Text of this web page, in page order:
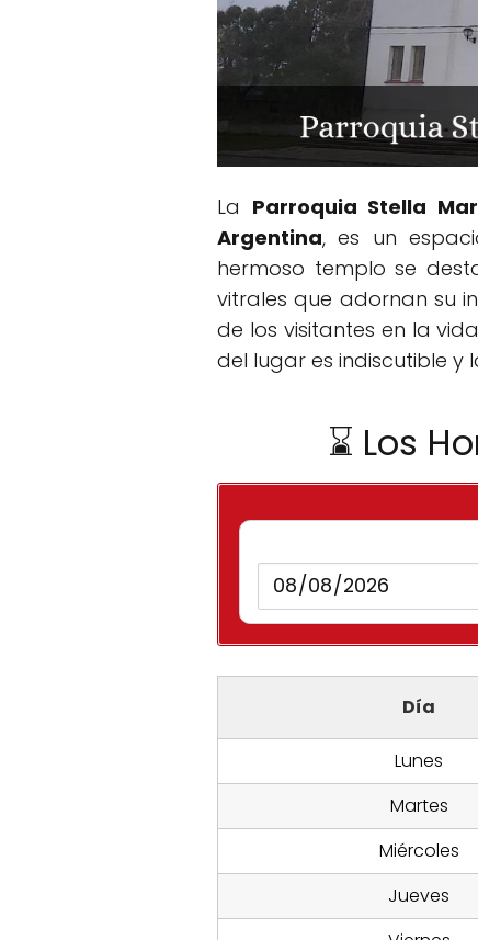
La Parroquia Stella
Argentina, es un
hermoso templo se
vitrales que adornan su
de los visitantes en la
del lugar es indiscutible y
⌛ Los
Día
Lunes
Martes
Miércoles
Jueves